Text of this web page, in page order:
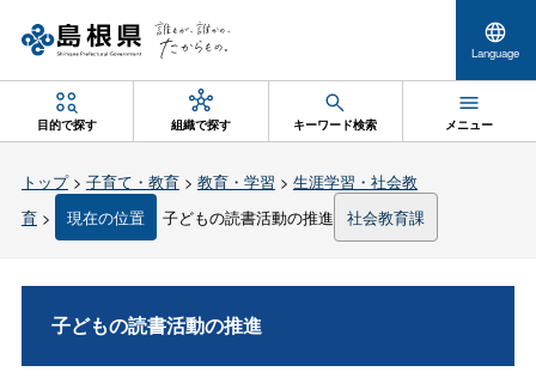
Language
目的で探す 組織で探す キーワード検索 メニュー
トップ> 子育て・教育> 教育・学習 > 生涯学習・社会教
育> 現在の位置 子どもの読書活動の推進 社会教育課
子どもの読書活動の推進